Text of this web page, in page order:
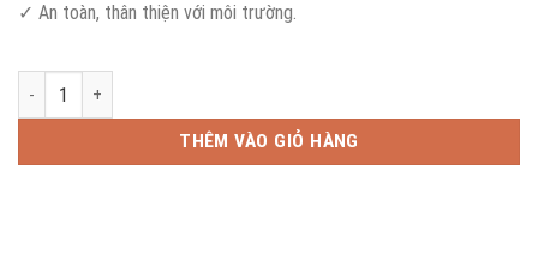
✓ An toàn, thân thiện với môi trường.
Khay Mây Cách Điệu số lượng
THÊM VÀO GIỎ HÀNG